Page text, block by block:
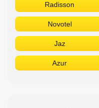
Radisson
Novotel
Jaz
Azur